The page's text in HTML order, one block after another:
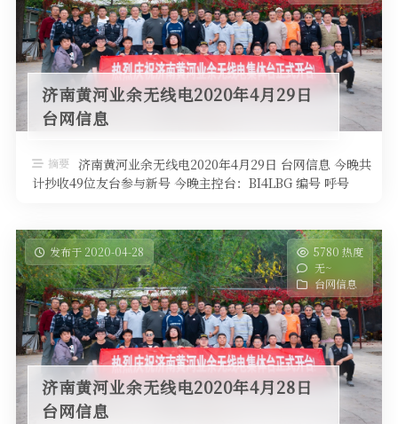
济南黄河业余无线电2020年4月29日
台网信息
摘要 济南黄河业余无线电2020年4月29日 台网信息 今晚共
计抄收49位友台参与新号 今晚主控台：BI4LBG 编号 呼号
发布于 2020-04-28
5780 热度
无~
台网信息
济南黄河业余无线电2020年4月28日
台网信息